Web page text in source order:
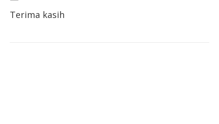
Terima kasih